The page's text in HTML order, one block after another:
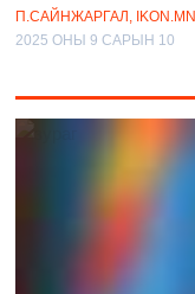
П.САЙНЖАРГАЛ, IKON.MN
2025 ОНЫ 9 САРЫН 10